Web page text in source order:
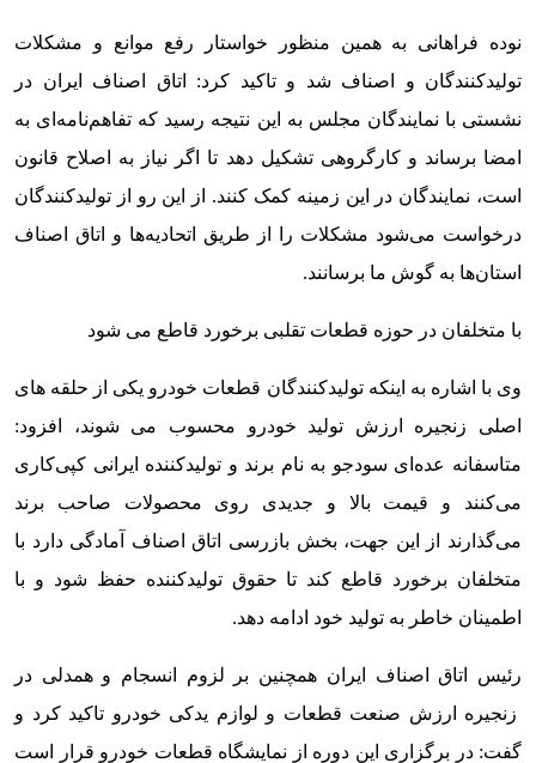
نوده فراهانی به همین منظور خواستار رفع موانع و مشکلات
تولیدکنندگان و اصناف شد و تاکید کرد: اتاق اصناف ایران در
نشستی با نمایندگان مجلس به این نتیجه رسید که تفاهم‌نامه‌ای به
امضا برساند و کارگروهی تشکیل دهد تا اگر نیاز به اصلاح قانون
است، نمایندگان در این زمینه کمک کنند. از این رو از تولیدکنندگان
درخواست می‌شود مشکلات را از طریق اتحادیه‌ها و اتاق اصناف
استان‌ها به گوش ما برسانند.
با متخلفان در حوزه قطعات تقلبی برخورد قاطع می شود
وی با اشاره به اینکه تولیدکنندگان قطعات خودرو یکی از حلقه های
اصلی زنجیره ارزش تولید خودرو محسوب می شوند، افزود:
متاسفانه عده‌ای سودجو به نام برند و تولیدکننده ایرانی کپی‌کاری
می‌کنند و قیمت بالا و جدیدی روی محصولات صاحب برند
می‌گذارند از این جهت، بخش بازرسی اتاق اصناف آمادگی دارد با
متخلفان برخورد قاطع کند تا حقوق تولیدکننده حفظ شود و با
اطمینان خاطر به تولید خود ادامه دهد.
رئیس اتاق اصناف ایران همچنین بر لزوم انسجام و همدلی در
زنجیره ارزش صنعت قطعات و لوازم یدکی خودرو تاکید کرد و
گفت: در برگزاری این دوره از نمایشگاه قطعات خودرو قرار است